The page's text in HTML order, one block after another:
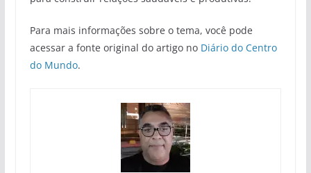
Para mais informações sobre o tema, você pode
acessar a fonte original do artigo no Diário do Centro
do Mundo.